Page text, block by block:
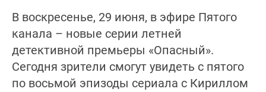
В воскресенье, 29 июня, в эфире Пятого
канала – новые серии летней
детективной премьеры «Опасный».
Сегодня зрители смогут увидеть с пятого
по восьмой эпизоды сериала с Кириллом